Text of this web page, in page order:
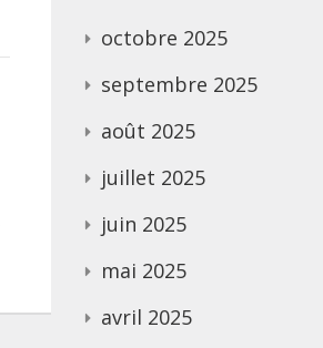
octobre 2025
septembre 2025
août 2025
juillet 2025
juin 2025
mai 2025
avril 2025